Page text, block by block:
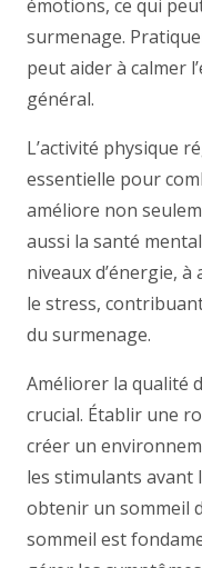
émotions, ce qui
surmenage.
peut aider à calmer
général.
L’activité physique
essentielle pour
améliore non
aussi la santé
niveaux d’énergie,
le stress,
du surmenage.
Améliorer la qualité
crucial. Établir une
créer un
les stimulants avant
obtenir un sommeil
sommeil est